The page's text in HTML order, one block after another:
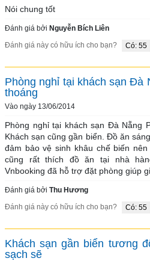
Nói chung tốt
Đánh giá bởi Nguyễn Bích Liên
Đánh giá này có hữu ích cho bạn?
Có: 55
Phòng nghỉ tại khách sạn Đà
thoáng
Vào ngày 13/06/2014
Phòng nghỉ tại khách sạn Đà Nẵng
Khách sạn cũng gần biển. Đồ ăn
đảm bảo vệ sinh khâu chế biến
cũng rất thích đồ ăn tại nhà
Vnbooking đã hỗ trợ đặt phòng giúp
Đánh giá bởi Thu Hương
Đánh giá này có hữu ích cho bạn?
Có: 55
Khách sạn gần biển tương
sạch sẽ